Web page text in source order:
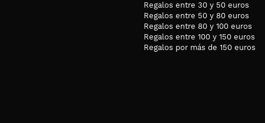
Regalos entre 30 y 50 euros
Regalos entre 50 y 80 euros
Regalos entre 80 y 100 euros
Regalos entre 100 y 150 euros
Regalos por más de 150 euros